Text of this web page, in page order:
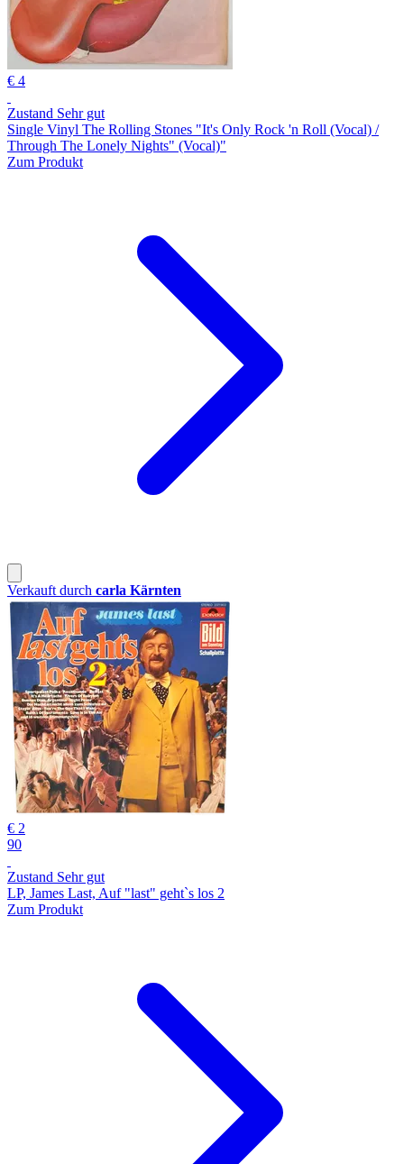
€ 4
Zustand Sehr gut
Single Vinyl The Rolling Stones "It's Only Rock 'n Roll (Vocal) /
Through The Lonely Nights" (Vocal)"
Zum Produkt
Verkauft durch carla Kärnten
€ 2
90
Zustand Sehr gut
LP, James Last, Auf "last" geht`s los 2
Zum Produkt